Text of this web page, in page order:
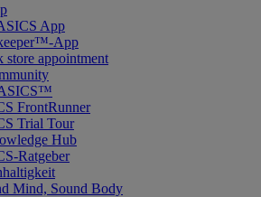
App
App
store appointment
FrontRunner
Trial Tour
Hub
Ratgeber
Mind, Sound Body